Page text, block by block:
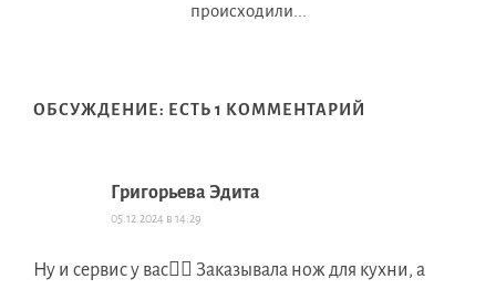
происходили...
ОБСУЖДЕНИЕ: ЕСТЬ 1 КОММЕНТАРИЙ
Григорьева Эдита
05.12.2024 в 14:29
Ну и сервис у вас🤦‍♀️ Заказывала нож для кухни, а